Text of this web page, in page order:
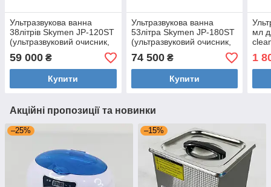
Ультразвукова ванна
38літрів Skymen JP-120ST
(ультразвуковий очисник,
59 000 ₴
Купити
Ультразвукова ванна
53літра Skymen JP-180ST
(ультразвуковий очисник,
74 500₴
Купити
мл
1
Акційні пропозиції та новинки
–25% –15%